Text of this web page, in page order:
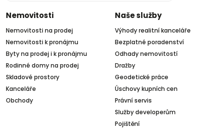
Nemovitosti
Nemovitosti na prodej
Nemovitosti k pronájmu
Byty na prodej i k pronájmu
Rodinné domy na prodej
Skladové prostory
Kanceláře
Obchody
Naše služby
Výhody realitní kanceláře
Bezplatné poradenství
Odhady nemovitostí
Dražby
Geodetické práce
Úschovy kupních cen
Právní servis
Služby developerům
Pojištění